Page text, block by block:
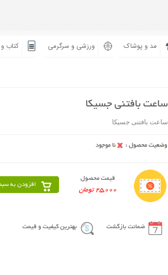
مد و پوشاک ورزشی و سرگرمی کتاب
ساعت بافتنی جسیکا
ساعت بافتنی جسیکا
قیمت محصول
25,000 تومان
افزودن به
ضمانت بازگشت بهترین کیفیت و قیمت